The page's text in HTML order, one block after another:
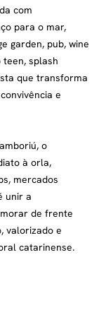
com
para o mar,
garden, pub, wine
teen, splash
que transforma
e
o
à orla,
mercados
unir a
de frente
valorizado e
catarinense.